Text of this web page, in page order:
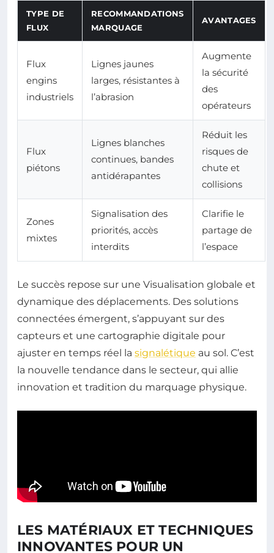
TYPE DE
FLUX
RECOMMANDATIONS
MARQUAGE
AVANTAGES
Flux
engins
industriels
Lignes jaunes
larges, résistantes à
l’abrasion
Augmente
la sécurité
des
opérateurs
Flux
piétons
Lignes blanches
continues, bandes
antidérapantes
Réduit les
risques de
chute et
collisions
Zones
mixtes
Signalisation des
priorités, accès
interdits
Clarifie le
partage de
l’espace
Le succès repose sur une Visualisation globale et
dynamique des déplacements. Des solutions
connectées émergent, s’appuyant sur des
capteurs et une cartographie digitale pour
ajuster en temps réel la signalétique au sol. C’est
la nouvelle tendance dans le secteur, qui allie
innovation et tradition du marquage physique.
LES MATÉRIAUX ET TECHNIQUES
INNOVANTES POUR UN